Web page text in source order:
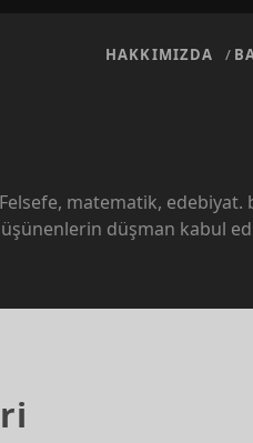
HAKKIMIZDA
matematik, edebiyat.
düşman kabul